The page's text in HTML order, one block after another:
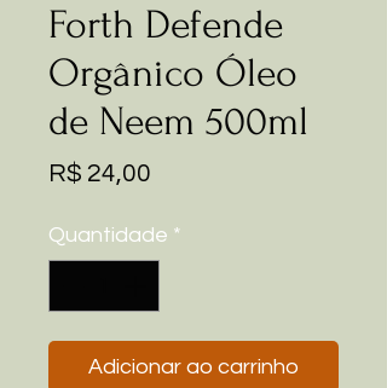
Forth Defende
Orgânico Óleo
de Neem 500ml
R$ 24,00
Quantidade *
Adicionar ao carrinho